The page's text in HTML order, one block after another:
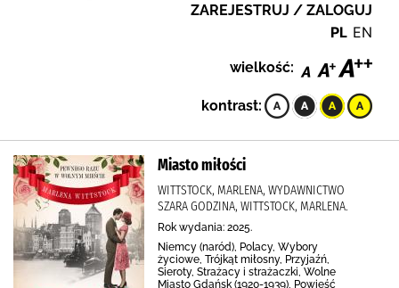
ZAREJESTRUJ / ZALOGUJ
PL EN
wielkość:
kontrast:
Miasto miłości
WITTSTOCK, MARLENA, WYDAWNICTWO
SZARA GODZINA, WITTSTOCK, MARLENA.
Rok wydania: 2025.
Niemcy (naród), Polacy, Wybory
życiowe, Trójkąt miłosny, Przyjaźń,
Sieroty, Strażacy i strażaczki, Wolne
Miasto Gdańsk (1920-1939), Powieść